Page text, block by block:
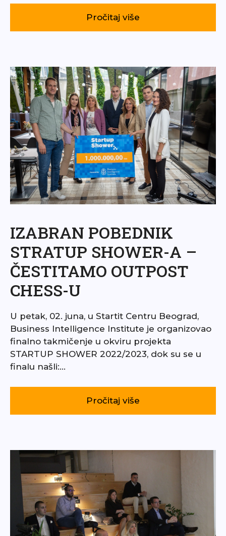
Pročitaj više
IZABRAN POBEDNIK
STRATUP SHOWER-A –
ČESTITAMO OUTPOST
CHESS-U
U petak, 02. juna, u Startit Centru Beograd,
Business Intelligence Institute je organizovao
finalno takmičenje u okviru projekta
STARTUP SHOWER 2022/2023, dok su se u
finalu našli:…
Pročitaj više